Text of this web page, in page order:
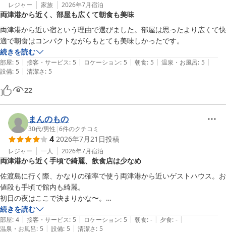
レジャー 家族 2026年7月宿泊
両津港から近く、部屋も広くて朝食も美味
両津港から近い宿という理由で選びました。部屋は思ったより広くて快
適で朝食はコンパクトながらもとても美味しかったです。
続きを読む
部屋: 5 | 接客・サービス: 5 | ロケーション: 5 | 朝食: 5 | 温泉・お風呂: 5 |
設備: 5 | 清潔さ: 5
22
まんのもの
30代/男性 |6件のクチコミ
4 2026年7月21日投稿
レジャー 一人 2026年7月宿泊
両津港から近く手頃で綺麗、飲食店は少なめ
佐渡島に行く際、かなりの確率で使う両津港から近いゲストハウス。お
値段も手頃で館内も綺麗。
初日の夜はここで決まりかな〜。
ただ、周りにあまり飲食店がないので注意。
続きを読む
部屋: 4 | 接客・サービス: 5 | ロケーション: 5 | 朝食: - | 夕食: - |
温泉・お風呂: 5 | 設備: 5 | 清潔さ: 5